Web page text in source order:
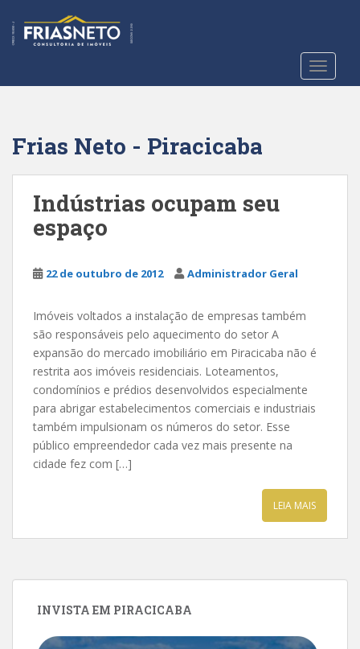
t
Frias Neto - Piracicaba
Indústrias ocupam seu
espaço
22 de outubro de 2012 Administrador Geral
Imóveis voltados a instalação de empresas também
são responsáveis pelo aquecimento do setor A
expansão do mercado imobiliário em Piracicaba não é
restrita aos imóveis residenciais. Loteamentos,
condomínios e prédios desenvolvidos especialmente
para abrigar estabelecimentos comerciais e industriais
também impulsionam os números do setor. Esse
público empreendedor cada vez mais presente na
cidade fez com […]
LEIA MAIS
INVISTA EM PIRACICABA